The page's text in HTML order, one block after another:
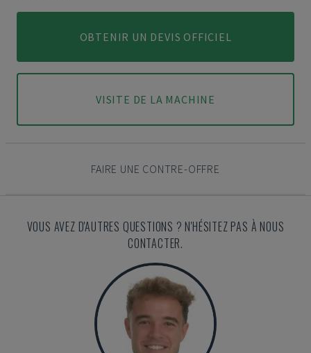
OBTENIR UN DEVIS OFFICIEL
VISITE DE LA MACHINE
FAIRE UNE CONTRE-OFFRE
VOUS AVEZ D'AUTRES QUESTIONS ? N'HÉSITEZ PAS À NOUS
CONTACTER.